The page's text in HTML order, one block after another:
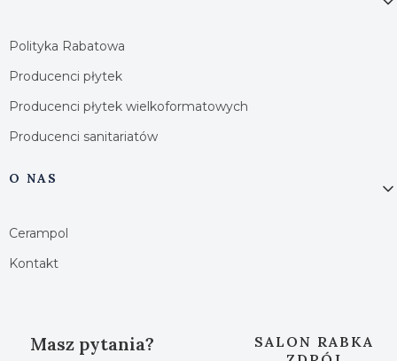
Polityka Rabatowa
Producenci płytek
Producenci płytek wielkoformatowych
Producenci sanitariatów
O NAS
Cerampol
Kontakt
Masz pytania?
SALON RABKA